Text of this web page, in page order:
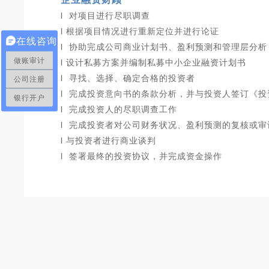
l
对项目进行尽职调查
l 根据项目情况进行重新定位并进行论证
l
协助完成公司商业计划书、盈利预测和管理层分析
l 设计私募方案并编制私募中小企业融资计划书
l
寻找、选择、确定合格的投资者
l
完成投资意向书的条款分析，并与投资人签订《投
l
完成投资人的尽职调查工作
l
完成投资者对公司财务状况、盈利预测的复核或审
l 与投资者进行商业谈判
l
签署最终的投资协议，并完成资金操作
在线咨询
做账审计
公司注册
银行开户